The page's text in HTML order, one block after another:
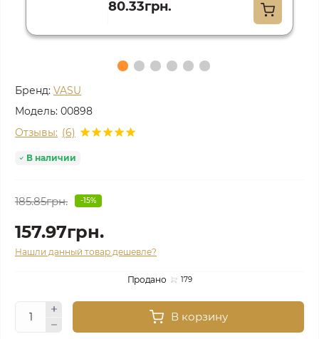
80.33грн.
Бренд: VASU
Модель: 00898
Отзывы: (6)
В наличии
185.85грн. -15%
157.97грн.
Нашли данный товар дешевле?
Продано 179
В корзину